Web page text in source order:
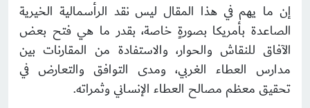
إن ما يهم في هذا المقال ليس نقد الرأسمالية الخيرية
الصاعدة بأمريكا بصورةٍ خاصة، بقدر ما هي فتح بعض
الآفاق للنقاش والحوار، والاستفادة من المقارنات بين
مدارس العطاء الغربي، ومدى التوافق والتعارض في
تحقيق معظم مصالح العطاء الإنساني وثمراته.